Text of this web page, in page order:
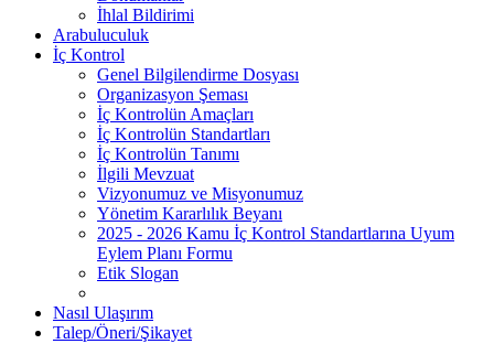
İhlal Bildirimi
Arabuluculuk
İç Kontrol
Genel Bilgilendirme Dosyası
Organizasyon Şeması
İç Kontrolün Amaçları
İç Kontrolün Standartları
İç Kontrolün Tanımı
İlgili Mevzuat
Vizyonumuz ve Misyonumuz
Yönetim Kararlılık Beyanı
2025 - 2026 Kamu İç Kontrol Standartlarına Uyum
Eylem Planı Formu
Etik Slogan
Nasıl Ulaşırım
Talep/Öneri/Şikayet